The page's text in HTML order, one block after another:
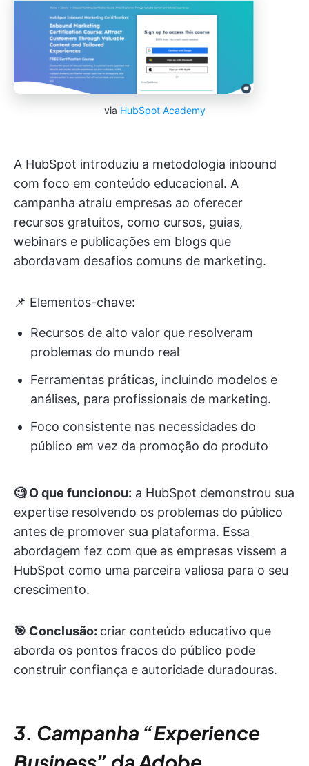
via HubSpot Academy
A HubSpot introduziu a metodologia inbound
com foco em conteúdo educacional. A
campanha atraiu empresas ao oferecer
recursos gratuitos, como cursos, guias,
webinars e publicações em blogs que
abordavam desafios comuns de marketing.
📌 Elementos-chave:
Recursos de alto valor que resolveram
problemas do mundo real
Ferramentas práticas, incluindo modelos e
análises, para profissionais de marketing.
Foco consistente nas necessidades do
público em vez da promoção do produto
🧐 O que funcionou: a HubSpot demonstrou sua
expertise resolvendo os problemas do público
antes de promover sua plataforma. Essa
abordagem fez com que as empresas vissem a
HubSpot como uma parceira valiosa para o seu
crescimento.
🎯 Conclusão: criar conteúdo educativo que
aborda os pontos fracos do público pode
construir confiança e autoridade duradouras.
3. Campanha “Experience